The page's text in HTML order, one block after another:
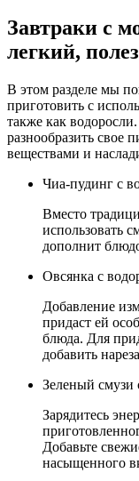
Завтраки с
легкий,
В этом разделе мы
приготовить с
также как
разнообразить свое
веществами и
Чиа-пудинг с
Вместо
использовать
дополнит
Овсянка с
Добавление
придаст ей
блюда. Для
добавить
Зеленый смузи
Зарядитесь
Добавьте
насыщенного